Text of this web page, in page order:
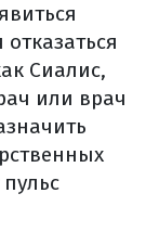
Сиалис,
или врач